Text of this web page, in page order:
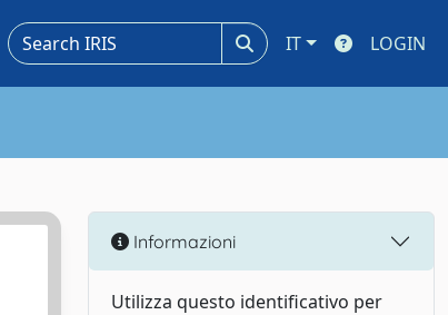
IT LOGIN
Informazioni
Utilizza questo identificativo per